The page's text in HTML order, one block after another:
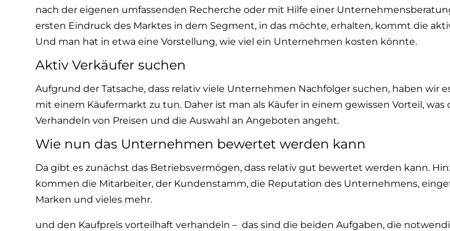
nach der eigenen umfassenden Recherche oder mit Hilfe einer
ersten Eindruck des Marktes in dem Segment, in das möchte, erhalten, kommt die
Und man hat in etwa eine Vorstellung, wie viel ein Unternehmen kosten könnte.
Aktiv Verkäufer suchen
Aufgrund der Tatsache, dass relativ viele Unternehmen Nachfolger suchen, haben wir
mit einem Käufermarkt zu tun. Daher ist man als Käufer in einem gewissen Vorteil, was
Verhandeln von Preisen und die Auswahl an Angeboten angeht.
Wie nun das Unternehmen bewertet werden kann
Da gibt es zunächst das Betriebsvermögen, dass relativ gut bewertet werden kann.
kommen die Mitarbeiter, der Kundenstamm, die Reputation des Unternehmens,
Marken und vieles mehr.
und den Kaufpreis vorteilhaft verhandeln – das sind die beiden Aufgaben, die